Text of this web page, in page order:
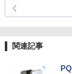
関連記事